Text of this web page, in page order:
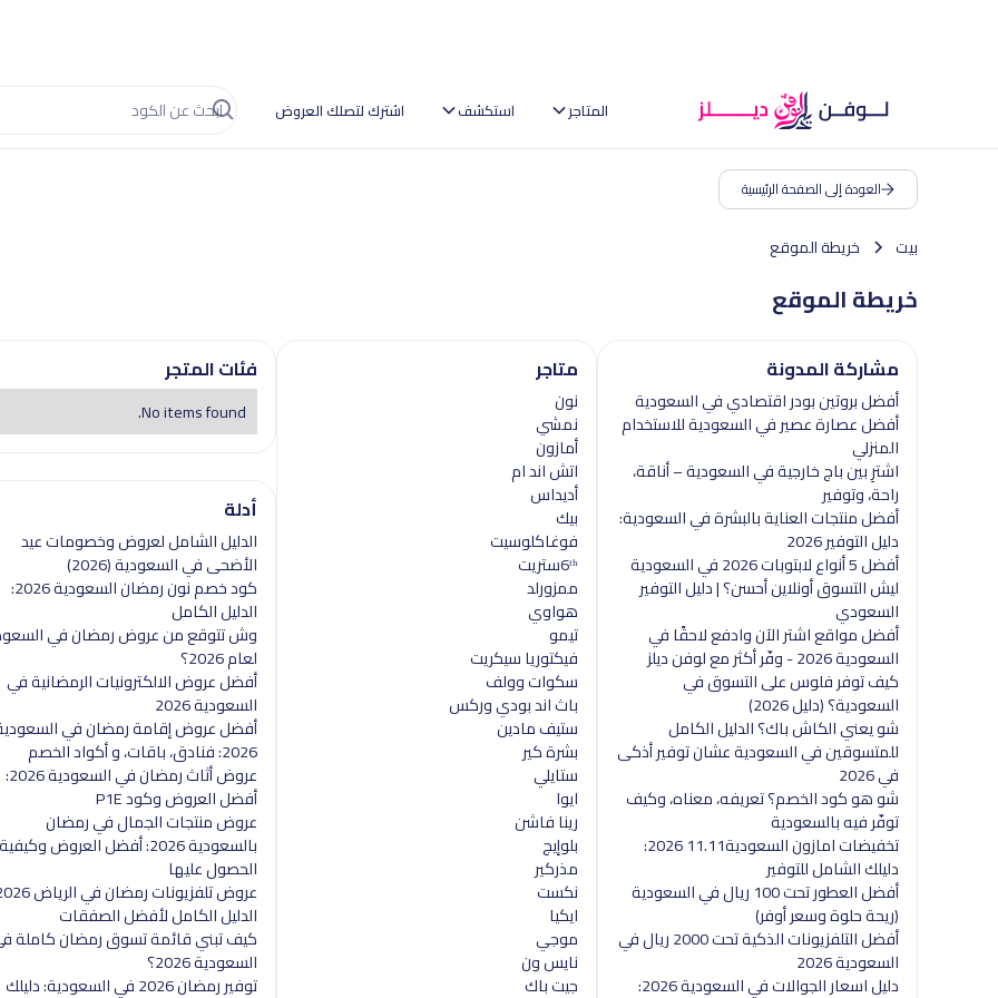
المتاجر استكشف اشترك لتصلك العروض
العودة إلى الصفحة الرئيسية
بيت خريطة الموقع
خريطة الموقع
مشاركة المدونة
أفضل بروتين بودر اقتصادي في السعودية
أفضل عصارة عصير في السعودية للاستخدام
المنزلي
اشترِ بين باج خارجية في السعودية – أناقة،
راحة، وتوفير
أفضل منتجات العناية بالبشرة في السعودية:
دليل التوفير 2026
أفضل 5 أنواع لابتوبات 2026 في السعودية
ليش التسوق أونلاين أحسن؟ | دليل التوفير
السعودي
أفضل مواقع اشتر الآن وادفع لاحقًا في
السعودية 2026 - وفّر أكثر مع لوفن ديلز
كيف توفر فلوس على التسوق في
السعودية؟ (دليل 2026)
شو يعني الكاش باك؟ الدليل الكامل
للمتسوقين في السعودية عشان توفير أذكى
في 2026
شو هو كود الخصم؟ تعريفه، معناه، وكيف
توفّر فيه بالسعودية
تخفيضات امازون السعودية11.11 2026:
دليلك الشامل للتوفير
أفضل العطور تحت 100 ريال في السعودية
(ريحة حلوة وسعر أوفر)
أفضل التلفزيونات الذكية تحت 2000 ريال في
السعودية 2026
دليل اسعار الجوالات في السعودية 2026:
متاجر
نون
نمشي
أمازون
اتش اند ام
أديداس
بيك
فوغاكلوسيت
6ᵗʰستريت
ممزورلد
هواوي
تيمو
فيكتوريا سيكريت
سكوات وولف
باث اند بودي وركس
ستيف مادين
بشرة كير
ستايلي
ايوا
رينا فاشن
بلوإيج
مذركير
نكست
ايكيا
موجي
نايس ون
جيت باك
فئات المتجر
No items found.
أدلة
الدليل الشامل لعروض وخصومات عيد
الأضحى في السعودية (2026)
كود خصم نون رمضان السعودية 2026:
الدليل الكامل
وش تتوقع من عروض رمضان في
لعام 2026؟
أفضل عروض الالكترونيات الرمضانية في
السعودية 2026
أفضل عروض إقامة رمضان في
2026: فنادق، باقات، و أكواد الخصم
عروض أثاث رمضان في السعودية 2026:
أفضل العروض وكود P1E
عروض منتجات الجمال في رمضان
بالسعودية 2026: أفضل العروض وكيفية
الحصول عليها
الدليل الكامل لأفضل الصفقات
كيف تبني قائمة تسوق رمضان كاملة
السعودية 2026؟
توفير رمضان 2026 في السعودية: دليلك